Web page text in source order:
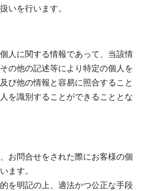
いを行います。
人に関する情報であって、当該情
の他の記述等により特定の個人を
び他の情報と容易に照合すること
を識別することができることとな
お問合せをされた際にお客様の個
ます。
を明記の上、適法かつ公正な手段